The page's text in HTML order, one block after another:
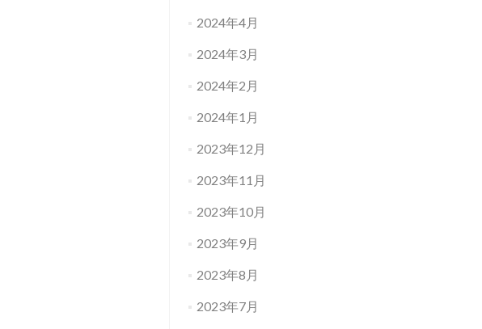
2024年4月
2024年3月
2024年2月
2024年1月
2023年12月
2023年11月
2023年10月
2023年9月
2023年8月
2023年7月